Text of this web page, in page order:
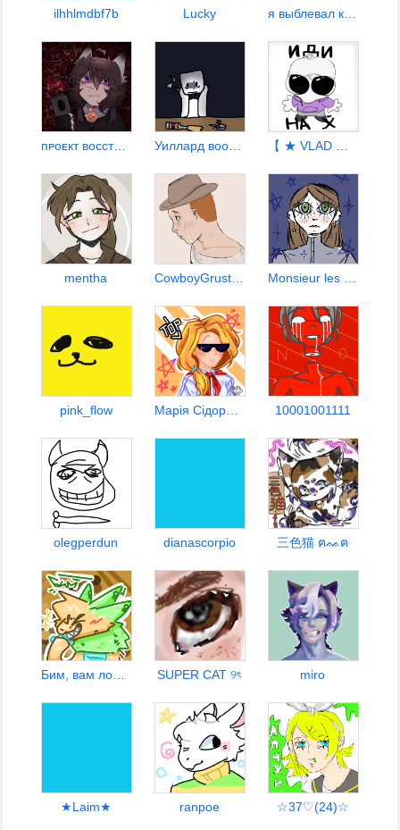
ilhhlmdbf7b Lucky
пᴘоᴇкт восстαния своҕоды
mentha
pink_flow 10001001111
olegperdun dianascorpio 三色猫 ฅᨐฅ
SUPER CAT ୨ৎ miro
★Laim★ ranpoe ☆37♡(24)☆